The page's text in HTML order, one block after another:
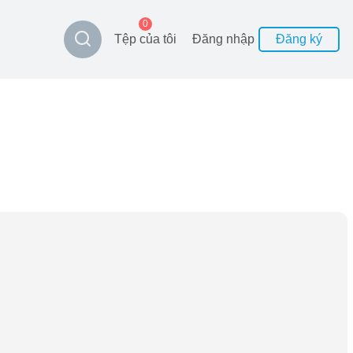
Tệp của tôi
0
Đăng nhập Đăng ký